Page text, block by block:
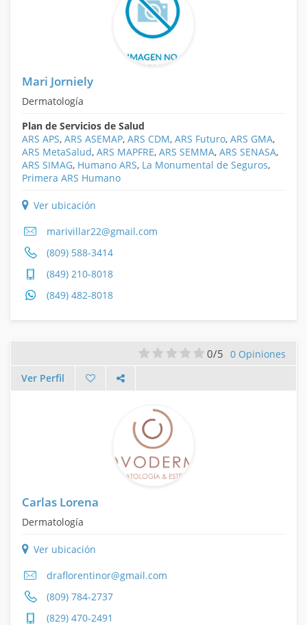
Mari Jorniely
Dermatología
Plan de Servicios de Salud
ARS APS, ARS ASEMAP, ARS CDM, ARS Futuro, ARS GMA,
ARS MetaSalud, ARS MAPFRE, ARS SEMMA, ARS SENASA,
ARS SIMAG, Humano ARS, La Monumental de Seguros,
Primera ARS Humano
Ver ubicación
marivillar22@gmail.com
(809) 588-3414
(849) 210-8018
(849) 482-8018
0/5 0 Opiniones
Ver Perfil
Carlas Lorena
Dermatología
Ver ubicación
draflorentinor@gmail.com
(809) 784-2737
(829) 470-2491